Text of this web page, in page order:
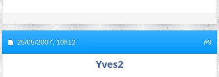
25/05/2007, 10h12 #9
Yves2